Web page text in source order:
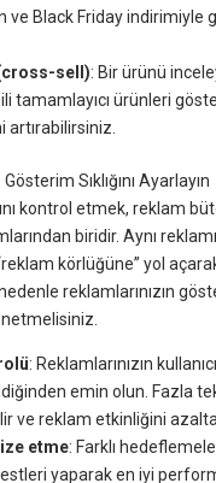
ve Black Friday indirimiyle
sell): Bir ürünü
tamamlayıcı ürünleri
artırabilirsiniz.
Sıklığını Ayarlayın
kontrol etmek, reklam
biridir. Aynı
körlüğüne” yol
reklamlarınızın
: Reklamlarınızın
emin olun. Fazla
ve reklam etkinliğini
etme: Farklı
yaparak en iyi